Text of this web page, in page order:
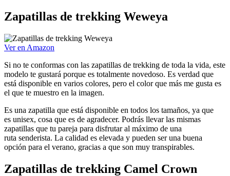
Zapatillas de trekking Weweya
Ver en Amazon
Si no te conformas con las zapatillas de trekking de toda la vida, este
modelo te gustará porque es totalmente novedoso. Es verdad que
está disponible en varios colores, pero el color que más me gusta es
el que te muestro en la imagen.
Es una zapatilla que está disponible en todos los tamaños, ya que
es unisex, cosa que es de agradecer. Podrás llevar las mismas
zapatillas que tu pareja para disfrutar al máximo de una
ruta senderista. La calidad es elevada y pueden ser una buena
opción para el verano, gracias a que son muy transpirables.
Zapatillas de trekking Camel Crown